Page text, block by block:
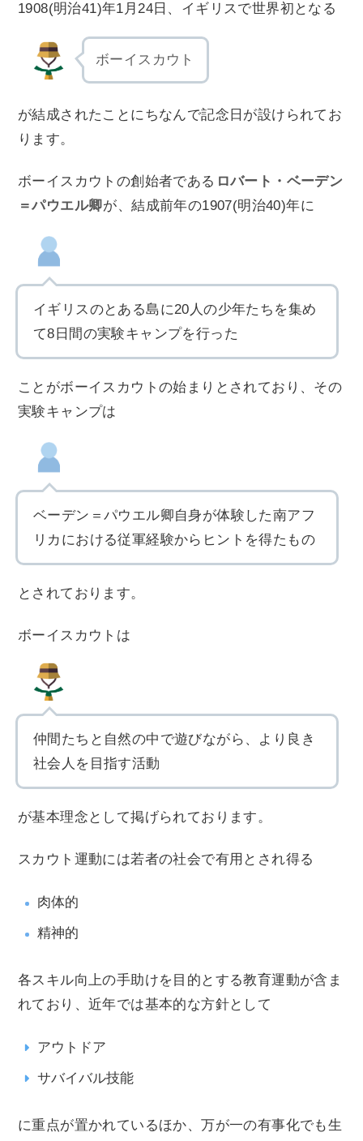
1908(明治41)年1月24日、イギリスで世界初となる
ボーイスカウト
が結成されたことにちなんで記念日が設けられてお
ります。
ボーイスカウトの創始者である ロバート・ベーデン
＝パウエル卿が、結成前年の1907(明治40)年に
イギリスのとある島に20人の少年たちを集め
て8日間の実験キャンプを行った
ことがボーイスカウトの始まりとされており、その
実験キャンプは
ベーデン＝パウエル卿自身が体験した南アフ
リカにおける従軍経験からヒントを得たもの
とされております。
ボーイスカウトは
仲間たちと自然の中で遊びながら、より良き
社会人を目指す活動
が基本理念として掲げられております。
スカウト運動には若者の社会で有用とされ得る
肉体的
精神的
各スキル向上の手助けを目的とする教育運動が含ま
れており、近年では基本的な方針として
アウトドア
サバイバル技能
に重点が置かれているほか、万が一の有事化でも生